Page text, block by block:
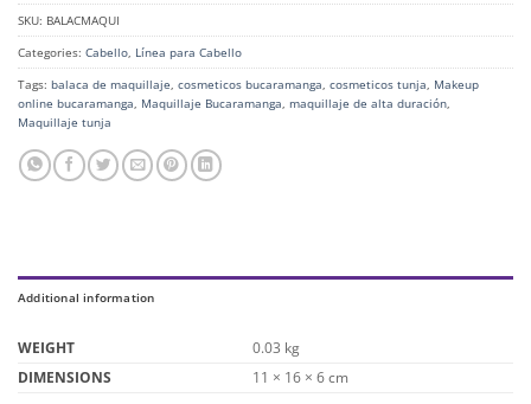
SKU: BALACMAQUI
Categories: Cabello Línea para Cabello
Tags: balaca de maquillaje cosmeticos bucaramanga cosmeticos tunja Makeup
online bucaramanga Maquillaje Bucaramanga maquillaje de alta duración
Maquillaje tunja
Additional information
WEIGHT
0.03 kg
DIMENSIONS
11 × 16 × 6 cm